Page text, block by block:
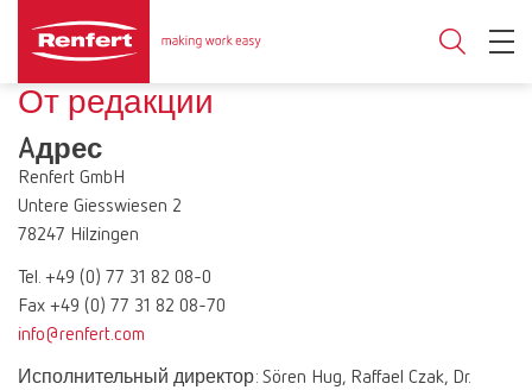
От редакции
Aдрес
Renfert GmbH
Untere Giesswiesen 2
78247 Hilzingen
Tel. +49 (0) 77 31 82 08-0
Fax +49 (0) 77 31 82 08-70
info@renfert.com
Исполнительный директор: Sören Hug, Raffael Czak, Dr.